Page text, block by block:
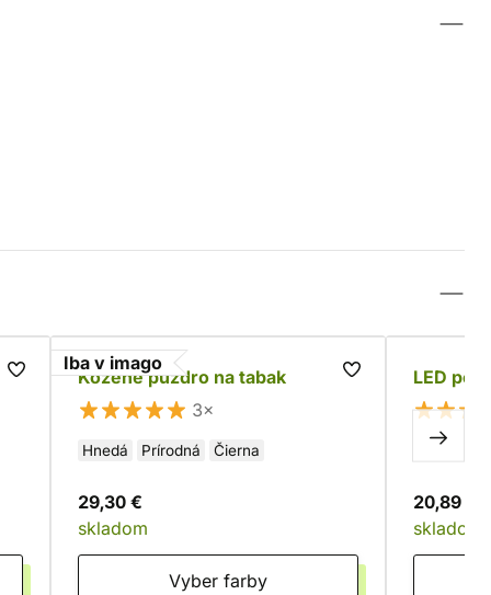
Iba v imago
Kožené puzdro na tabak
3×
Hnedá Prírodná Čierna
29,30 €
skladom
Vyber farby
LED
20,89 €
skladom